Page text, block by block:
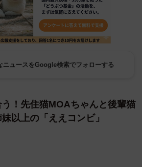
ニュースをGoogle検索でフォローする
！先住猫MOAちゃんと後輩猫
以上の「ええコンビ」